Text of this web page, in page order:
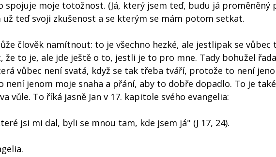
spojuje moje totožnost. (Já, který jsem teď, budu já proměněný
už teď svoji zkušenost a se kterým se mám potom setkat.
člověk namítnout: to je všechno hezké, ale jestlipak se vůbec
že to je, ale jde ještě o to, jestli je to pro mne. Tady bohužel
vůbec není svatá, když se tak třeba tváří, protože to není
není jenom moje snaha a přání, aby to dobře dopadlo. To je
vůle. To říká jasně Jan v 17. kapitole svého evangelia:
jsi mi dal, byli se mnou tam, kde jsem já" (J 17, 24).